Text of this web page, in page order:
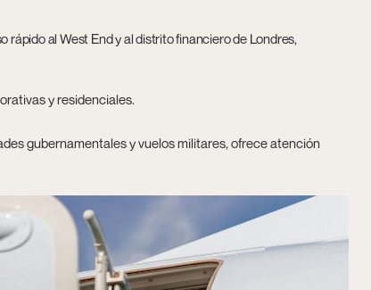
al West End y al distrito financiero de Londres,
y residenciales.
gubernamentales y vuelos militares, ofrece atención